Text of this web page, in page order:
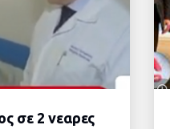
σε 2 νεαρες